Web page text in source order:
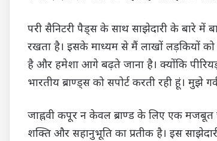
परी सैनिटरी पैड्स के साथ साझेदारी के बारे में
रखता है। इसके माध्यम से मैं लाखों लड़कियों
है और हमेशा आगे बढ़ते जाना है। क्योंकि
भारतीय ब्राण्ड्स को सपोर्ट करती रही हूं। मुझे
जाह्नवी कपूर न केवल ब्राण्ड के लिए एक मजबूत
शक्ति और सहानुभूति का प्रतीक है। इस